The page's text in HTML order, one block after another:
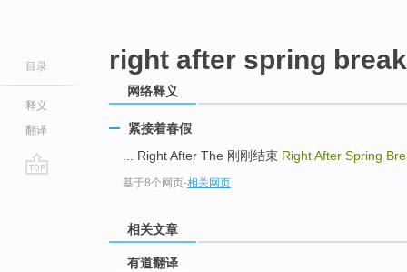
目录
释义
翻译
right after spring break
网络释义
紧接着春假
... Right After The 刚刚结束 Right After Spring
基于8个网页-相关网页
相关文章
有道翻译